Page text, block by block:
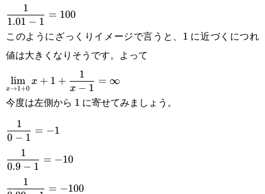
1}=10\\\displaystyle\frac{1}
{1.01-1}=100
1.01 − 1
1
= 100
このようにざっくりイメージで言うと、 1
1 に近づくにつれ
値は大きくなりそうです。よって
\displaystyle
\lim_{x\rightarrow1+0}
1}=\infty
x→1+0
lim x + 1 +
x − 1
1
= ∞
今度は左側から 1
1 に寄せてみましょう。
\displaystyle \frac{1}{0-
1}=-1\\\displaystyle\frac{1}
{0.9-
1}=-10\\\displaystyle\frac{1}
0 − 1
1
= −1
0.9 − 1
1
= −10
1
= −100